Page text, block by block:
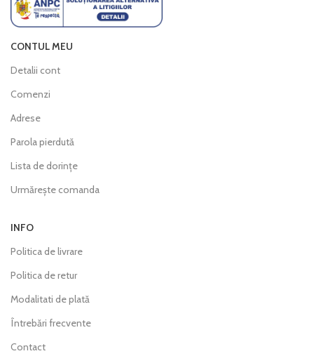
CONTUL MEU
Detalii cont
Comenzi
Adrese
Parola pierdută
Lista de dorințe
Urmărește comanda
INFO
Politica de livrare
Politica de retur
Modalitati de plată
Întrebări frecvente
Contact